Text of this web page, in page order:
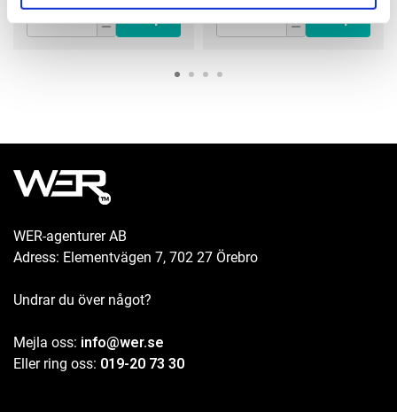
WER-agenturer AB
Adress: Elementvägen 7, 702 27 Örebro
Undrar du över något?
Mejla oss: info@wer.se
Eller ring oss: 019-20 73 30